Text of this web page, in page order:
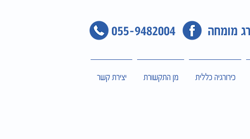
055-9482004 מומחה
כירורגיה כללית מן התקשורת יצירת קשר